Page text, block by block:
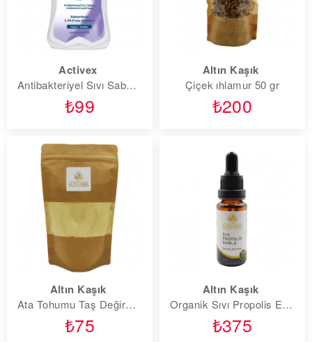
Activex
Antibakteriyel Sıvı Sabun Hassas
₺99
Altın Kaşık
Çiçek ıhlamur 50 gr
₺200
Altın Kaşık
Ata Tohumu Taş Değirmen Mısır Unu 500 gr
₺75
Altın Kaşık
Organik Sıvı Propolis Ekstraktı Damlası 20 mg
₺375